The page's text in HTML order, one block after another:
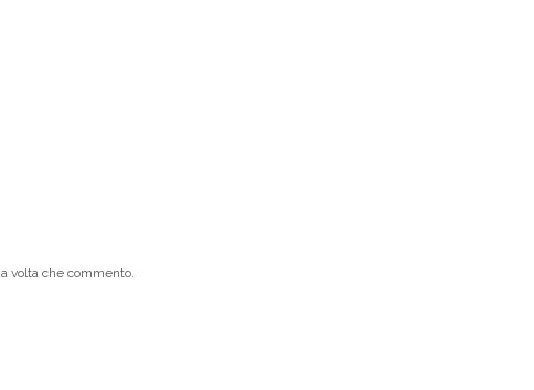
volta che commento.